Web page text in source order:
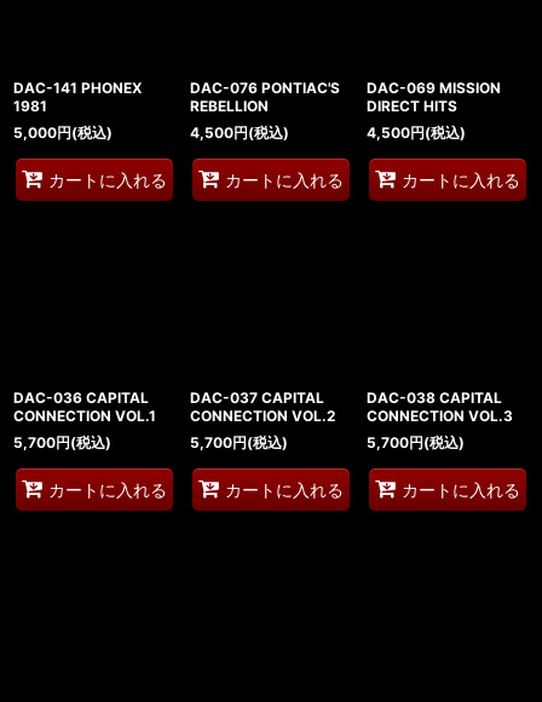
DAC-141 PHONEX
1981
5,000円(税込)
カートに入れる
DAC-076 PONTIAC'S
REBELLION
4,500円(税込)
カートに入れる
DAC-069 MISSION
DIRECT HITS
4,500円(税込)
カートに入れる
DAC-036 CAPITAL
CONNECTION VOL.1
5,700円(税込)
カートに入れる
DAC-037 CAPITAL
CONNECTION VOL.2
5,700円(税込)
カートに入れる
DAC-038 CAPITAL
CONNECTION VOL.3
5,700円(税込)
カートに入れる